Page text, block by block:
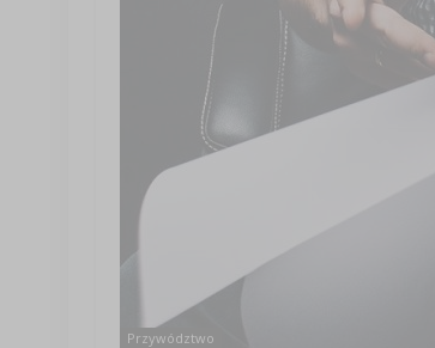
Przywództwo